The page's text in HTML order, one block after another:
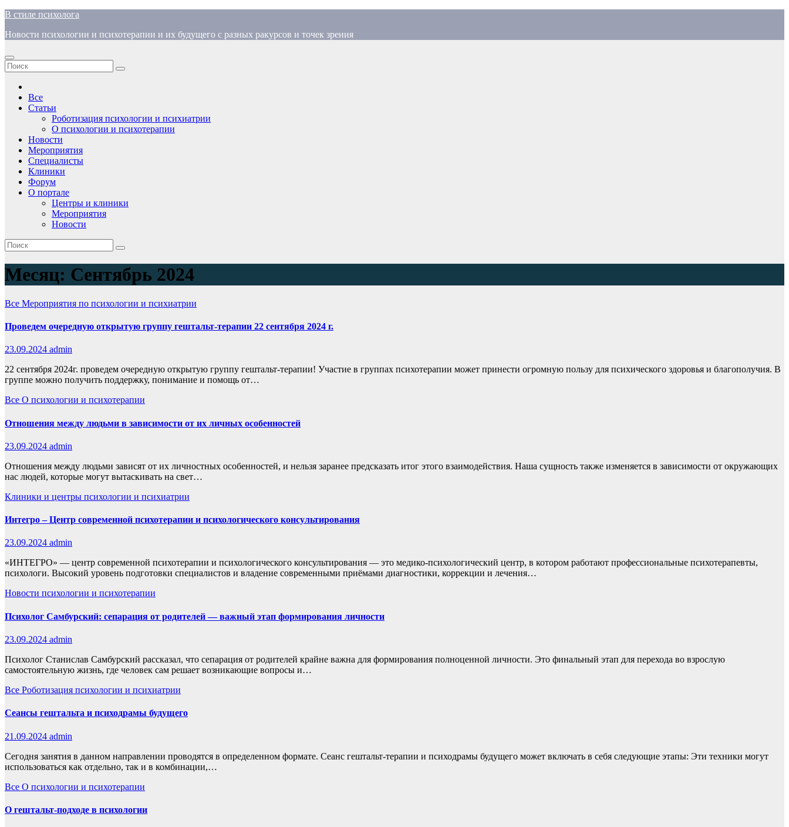
Перейти
содержимому
В стиле психолога
Новости психологии и психотерапии и их будущего с разных ракурсов и точек зрения
Все
Статьи
Роботизация психологии и психиатрии
О психологии и психотерапии
Новости
Мероприятия
Специалисты
Клиники
Форум
О портале
Центры и клиники
Мероприятия
Новости
Месяц: Сентябрь 2024
Все Мероприятия по психологии и психиатрии
Проведем очередную открытую группу гештальт-терапии 22 сентября 2024 г.
23.09.2024 admin
22 сентября 2024г. проведем очередную открытую группу гештальт-терапии! Участие в группах психотерапии может принести огромную пользу для психического здоровья и благополучия. В
группе можно получить поддержку, понимание и помощь от…
Все О психологии и психотерапии
Отношения между людьми в зависимости от их личных особенностей
23.09.2024 admin
Отношения между людьми зависят от их личностных особенностей, и нельзя заранее предсказать итог этого взаимодействия. Наша сущность также изменяется в зависимости от окружающих
нас людей, которые могут вытаскивать на свет…
Клиники и центры психологии и психиатрии
Интегро – Центр современной психотерапии и психологического консультирования
23.09.2024 admin
«ИНТЕГРО» — центр современной психотерапии и психологического консультирования — это медико-психологический центр, в котором работают профессиональные психотерапевты,
психологи. Высокий уровень подготовки специалистов и владение современными приёмами диагностики, коррекции и лечения…
Новости психологии и психотерапии
Психолог Самбурский: сепарация от родителей — важный этап формирования личности
23.09.2024 admin
Психолог Станислав Самбурский рассказал, что сепарация от родителей крайне важна для формирования полноценной личности. Это финальный этап для перехода во взрослую
самостоятельную жизнь, где человек сам решает возникающие вопросы и…
Все Роботизация психологии и психиатрии
Сеансы гештальта и психодрамы будущего
21.09.2024 admin
Сегодня занятия в данном направлении проводятся в определенном формате. Сеанс гештальт-терапии и психодрамы будущего может включать в себя следующие этапы: Эти техники могут
использоваться как отдельно, так и в комбинации,…
Все О психологии и психотерапии
О гештальт-подходе в психологии